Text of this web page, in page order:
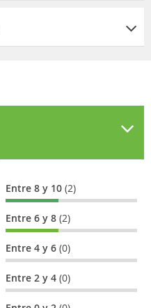
Entre 8 y 10(2)
Entre 6 y 8(2)
Entre 4 y 6(0)
Entre 2 y 4(0)